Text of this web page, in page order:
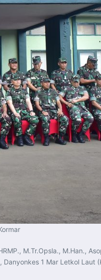
M.Tr.Opsla., M.Han.,
1 Mar Letkol Laut